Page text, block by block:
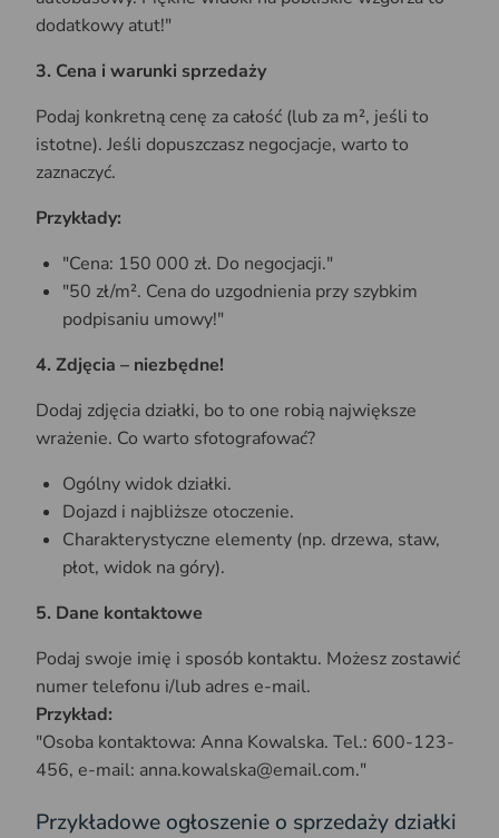
dodatkowy atut!"
3. Cena i warunki sprzedaży
Podaj konkretną cenę za całość (lub za m², jeśli to
istotne). Jeśli dopuszczasz negocjacje, warto to
zaznaczyć.
Przykłady:
"Cena: 150 000 zł. Do negocjacji."
"50 zł/m². Cena do uzgodnienia przy szybkim
podpisaniu umowy!"
4. Zdjęcia – niezbędne!
Dodaj zdjęcia działki, bo to one robią największe
wrażenie. Co warto sfotografować?
Ogólny widok działki.
Dojazd i najbliższe otoczenie.
Charakterystyczne elementy (np. drzewa, staw,
płot, widok na góry).
5. Dane kontaktowe
Podaj swoje imię i sposób kontaktu. Możesz zostawić
numer telefonu i/lub adres e-mail.
Przykład:
"Osoba kontaktowa: Anna Kowalska. Tel.: 600-123-
456, e-mail: anna.kowalska@email.com."
Przykładowe ogłoszenie o sprzedaży działki